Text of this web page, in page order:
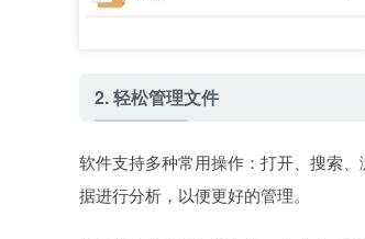
2. 轻松管理文件
软件支持多种常用操作：打开、搜索
据进行分析，以便更好的管理。